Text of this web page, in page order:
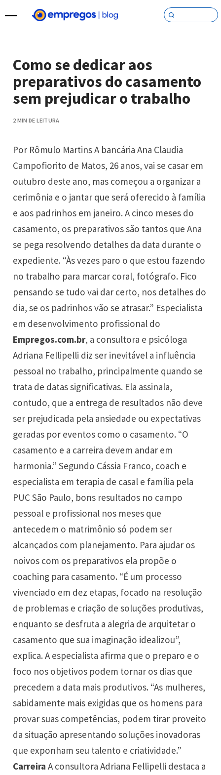
Pular para o conteúdo
Como se dedicar aos
preparativos do casamento
sem prejudicar o trabalho
2 MIN DE LEITURA
Por Rômulo Martins A bancária Ana Claudia
Campofiorito de Matos, 26 anos, vai se casar em
outubro deste ano, mas começou a organizar a
cerimônia e o jantar que será oferecido à família
e aos padrinhos em janeiro. A cinco meses do
casamento, os preparativos são tantos que Ana
se pega resolvendo detalhes da data durante o
expediente. “Às vezes paro o que estou fazendo
no trabalho para marcar coral, fotógrafo. Fico
pensando se tudo vai dar certo, nos detalhes do
dia, se os padrinhos vão se atrasar.” Especialista
em desenvolvimento profissional do
Empregos.com.br, a consultora e psicóloga
Adriana Fellipelli diz ser inevitável a influência
pessoal no trabalho, principalmente quando se
trata de datas significativas. Ela assinala,
contudo, que a entrega de resultados não deve
ser prejudicada pela ansiedade ou expectativas
geradas por eventos como o casamento. “O
casamento e a carreira devem andar em
harmonia.” Segundo Cássia Franco, coach e
especialista em terapia de casal e família pela
PUC São Paulo, bons resultados no campo
pessoal e profissional nos meses que
antecedem o matrimônio só podem ser
alcançados com planejamento. Para ajudar os
noivos com os preparativos ela propõe o
coaching para casamento. “É um processo
vivenciado em dez etapas, focado na resolução
de problemas e criação de soluções produtivas,
enquanto se desfruta a alegria de arquitetar o
casamento que sua imaginação idealizou”,
explica. A especialista afirma que o preparo e o
foco nos objetivos podem tornar os dias que
precedem a data mais produtivos. “As mulheres,
sabidamente mais exigidas que os homens para
provar suas competências, podem tirar proveito
da situação apresentando soluções inovadoras
que exponham seu talento e criatividade.”
Carreira A consultora Adriana Fellipelli destaca a